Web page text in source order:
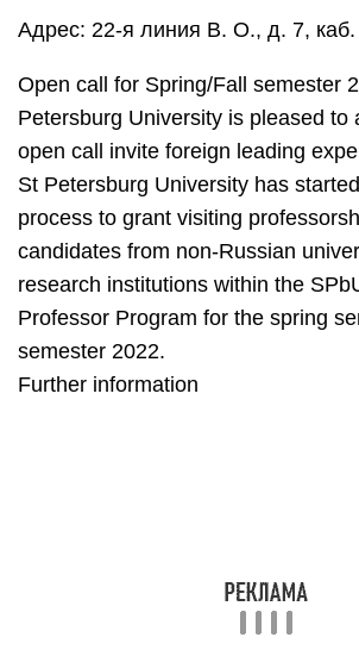
Адрес: 22-я линия В. О., д. 7, каб.
Open call for Spring/Fall semester
Petersburg University is pleased to
open call invite foreign leading
St Petersburg University has
process to grant visiting
candidates from non-Russian
research institutions within the
Professor Program for the spring
semester 2022.
Further information